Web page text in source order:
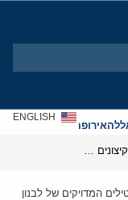
אירופהאנטישמיות
ENGLISH
המדויקים של לבנון